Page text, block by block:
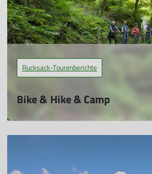
Rucksack-Tourenberichte
Bike & Hike & Camp
29.05.2025
Dieses Jahr ging es zum langen